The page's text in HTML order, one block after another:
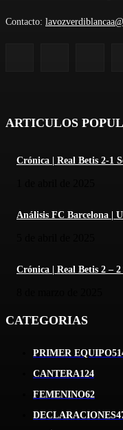
Contacto:
ARTICULOS
Crónica | Real Betis 2-1
Análisis FC Barcelona |
Crónica | Real Betis 2 –
CATEGORIAS
PRIMER EQUIPO
CANTERA124
FEMENINO62
DECLARACIONES